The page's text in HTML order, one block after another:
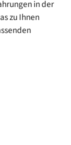
in der
zu Ihnen